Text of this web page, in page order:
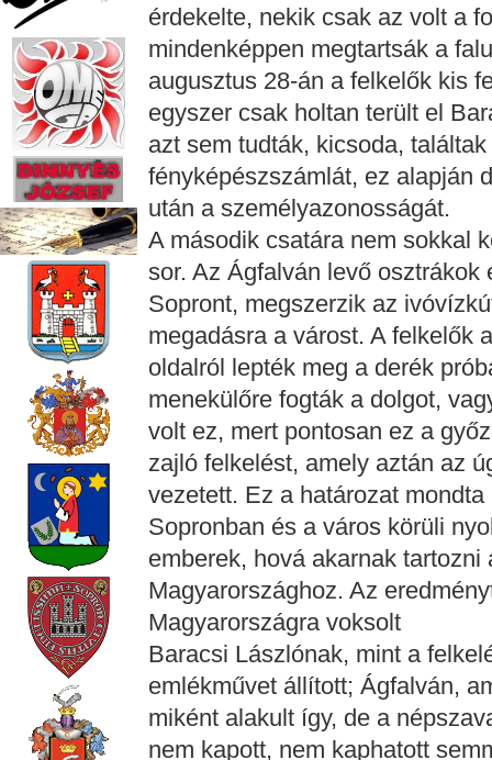
érdekelte, nekik csak az volt a
mindenképpen megtartsák a
augusztus 28-án a felkelők kis
egyszer csak holtan terült el
azt sem tudták, kicsoda,
fényképészszámlát, ez alapján
után a személyazonosságát.
A második csatára nem sokkal
sor. Az Ágfalván levő
Sopront, megszerzik az
megadásra a várost. A felkelők
oldalról lepték meg a derék
menekülőre fogták a dolgot,
volt ez, mert pontosan ez a
zajló felkelést, amely aztán az
vezetett. Ez a határozat
Sopronban és a város körüli
emberek, hová akarnak
Magyarországhoz. Az
Magyarországra voksolt
Baracsi Lászlónak, mint a
emlékművet állított; Ágfalván,
miként alakult így, de a
nem kapott, nem kaphatott